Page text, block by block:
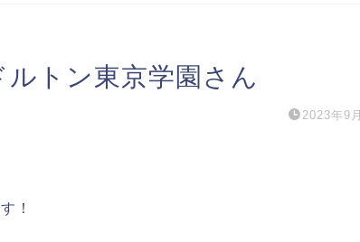
トン東京学園さん
2023年9
！